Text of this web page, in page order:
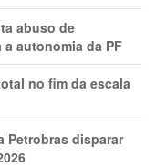
abuso de
autonomia da PF
no fim da escala
Petrobras disparar